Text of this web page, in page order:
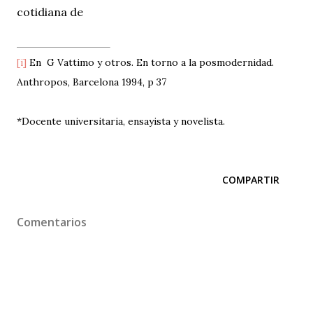
cotidiana de
[i] En G Vattimo y otros. En torno a la posmodernidad.
Anthropos, Barcelona 1994, p 37
*Docente universitaria, ensayista y novelista.
COMPARTIR
Comentarios